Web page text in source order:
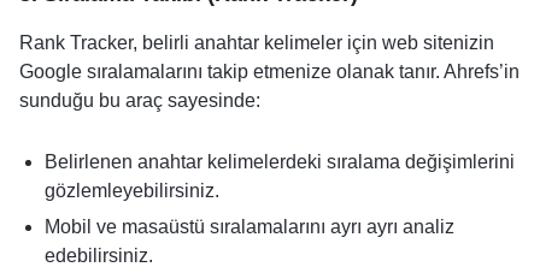
Rank Tracker, belirli anahtar kelimeler için web sitenizin
Google sıralamalarını takip etmenize olanak tanır. Ahrefs’in
sunduğu bu araç sayesinde:
Belirlenen anahtar kelimelerdeki sıralama değişimlerini
gözlemleyebilirsiniz.
Mobil ve masaüstü sıralamalarını ayrı ayrı analiz
edebilirsiniz.